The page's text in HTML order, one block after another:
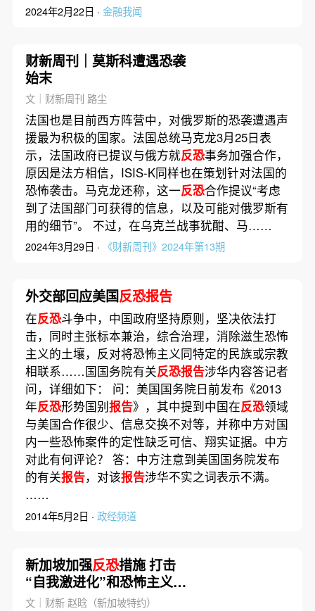
2024年2月22日 · 金融我闻
财新周刊｜莫斯科遭遇恐袭
始末
文｜财新周刊 路尘
法国也是目前西方阵营中，对俄罗斯的恐袭遭遇声
援最为积极的国家。法国总统马克龙3月25日表
示，法国政府已提议与俄方就反恐事务加强合作，
原因是法方相信，ISIS-K同样也在策划针对法国的
恐怖袭击。马克龙还称，这一反恐合作提议“考虑
到了法国部门可获得的信息，以及可能对俄罗斯有
用的细节”。 不过，在乌克兰战事犹酣、马……
2024年3月29日 · 《财新周刊》2024年第13期
外交部回应美国反恐报告
在反恐斗争中，中国政府坚持原则，坚决依法打
击，同时主张标本兼治，综合治理，消除滋生恐怖
主义的土壤，反对将恐怖主义同特定的民族或宗教
相联系……国国务院有关反恐报告涉华内容答记者
问，详细如下： 问：美国国务院日前发布《2013
年反恐形势国别报告》，其中提到中国在反恐领域
与美国合作很少、信息交换不对等，并称中方对国
内一些恐怖案件的定性缺乏可信、翔实证据。中方
对此有何评论？ 答：中方注意到美国国务院发布
的有关报告，对该报告涉华不实之词表示不满。
……
2014年5月2日 · 政经频道
新加坡加强反恐措施 打击
“自我激进化”和恐怖主义融
资
文｜财新 赵晗（新加坡特约）